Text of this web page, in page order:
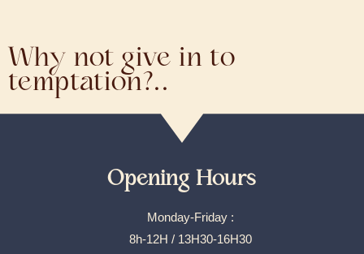
Why not give in to
temptation?..
Opening Hours
Monday-Friday :
8h-12H / 13H30-16H30